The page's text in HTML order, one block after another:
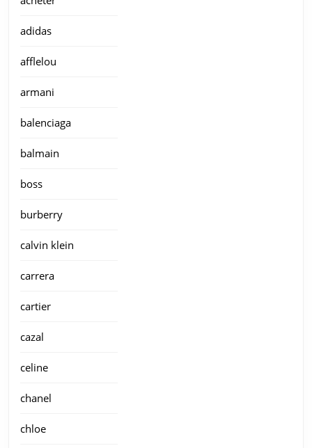
adidas
afflelou
armani
balenciaga
balmain
boss
burberry
calvin klein
carrera
cartier
cazal
celine
chanel
chloe